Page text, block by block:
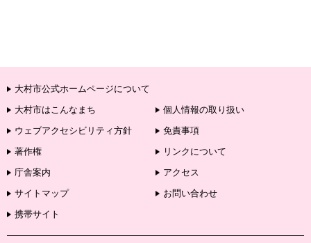
大村市公式ホームページについて
大村市はこんなまち
個人情報の取り扱い
ウェブアクセシビリティ方針
免責事項
著作権
リンクについて
庁舎案内
アクセス
サイトマップ
お問い合わせ
携帯サイト